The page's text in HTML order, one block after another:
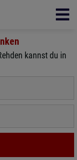
kannst du in